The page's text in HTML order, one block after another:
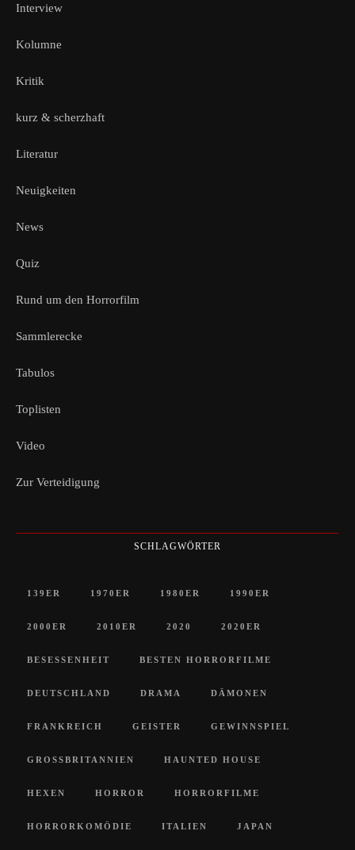
Interview
Kolumne
Kritik
kurz & scherzhaft
Literatur
Neuigkeiten
News
Quiz
Rund um den Horrorfilm
Sammlerecke
Tabulos
Toplisten
Video
Zur Verteidigung
SCHLAGWÖRTER
139ER 1970ER 1980ER 1990ER
2000ER 2010ER 2020 2020ER
BESESSENHEIT BESTEN HORRORFILME
DEUTSCHLAND DRAMA DÄMONEN
FRANKREICH GEISTER GEWINNSPIEL
GROSSBRITANNIEN HAUNTED HOUSE
HEXEN HORROR HORRORFILME
HORRORKOMÖDIE ITALIEN JAPAN